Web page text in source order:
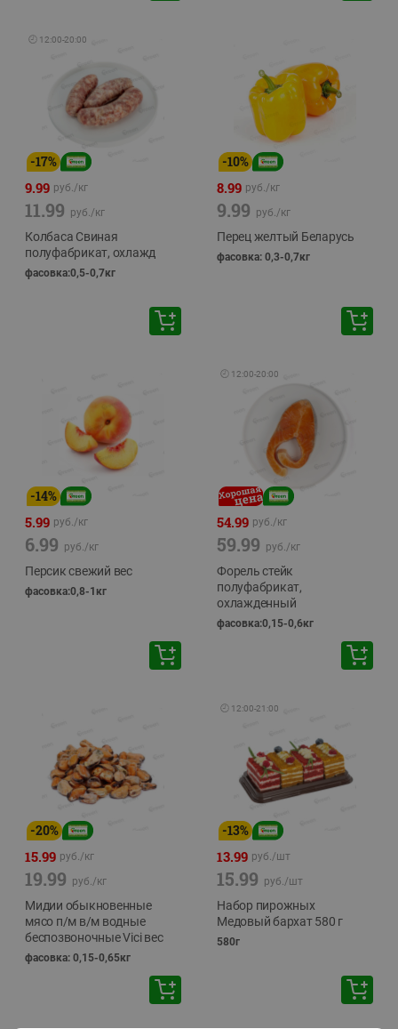
🕘 12:00-20:00
-17%
9.99 руб./кг
11.99 руб./кг
Колбаса Свиная
полуфабрикат, охлажд
фасовка:0,5-0,7кг
-10%
8.99 руб./кг
9.99 руб./кг
Перец желтый Беларусь
фасовка: 0,3-0,7кг
-14%
5.99 руб./кг
6.99 руб./кг
Персик свежий вес
фасовка:0,8-1кг
🕘 12:00-20:00
54.99 руб./кг
59.99 руб./кг
Форель стейк
полуфабрикат,
охлажденный
фасовка:0,15-0,6кг
-20%
15.99 руб./кг
19.99 руб./кг
Мидии обыкновенные
мясо п/м в/м водные
беспозвоночные Vici вес
фасовка: 0,15-0,65кг
🕘 12:00-21:00
-13%
13.99 руб./шт
15.99 руб./шт
Набор пирожных
Медовый бархат 580 г
580г